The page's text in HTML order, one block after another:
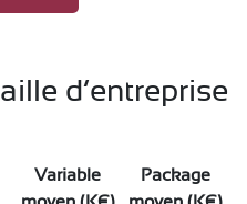
d’entreprise
Variable
Package